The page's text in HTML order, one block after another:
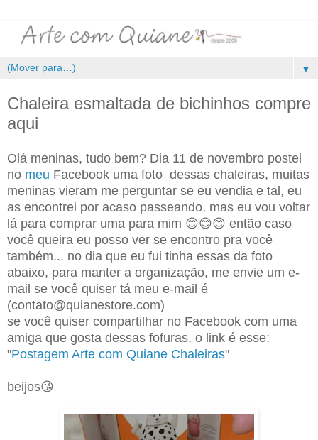
▼
Chaleira esmaltada de bichinhos compre
aqui
Olá meninas, tudo bem? Dia 11 de novembro postei
no meu Facebook uma foto dessas chaleiras, muitas
meninas vieram me perguntar se eu vendia e tal, eu
as encontrei por acaso passeando, mas eu vou voltar
lá para comprar uma para mim 😊😊😊 então caso
você queira eu posso ver se encontro pra você
também... no dia que eu fui tinha essas da foto
abaixo, para manter a organização, me envie um e-
mail se você quiser tá meu e-mail é
(contato@quianestore.com)
se você quiser compartilhar no Facebook com uma
amiga que gosta dessas fofuras, o link é esse:
"Postagem Arte com Quiane Chaleiras"
beijos😘